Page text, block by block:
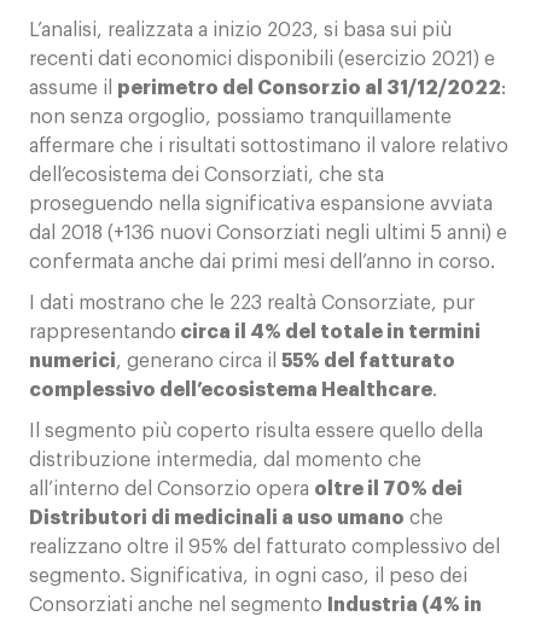
L’analisi, realizzata a inizio 2023, si basa sui più
recenti dati economici disponibili (esercizio 2021) e
assume il perimetro del Consorzio al 31/12/2022:
non senza orgoglio, possiamo tranquillamente
affermare che i risultati sottostimano il valore relativo
dell’ecosistema dei Consorziati, che sta
proseguendo nella significativa espansione avviata
dal 2018 (+136 nuovi Consorziati negli ultimi 5 anni) e
confermata anche dai primi mesi dell’anno in corso.
I dati mostrano che le 223 realtà Consorziate, pur
rappresentando circa il 4% del totale in termini
numerici, generano circa il 55% del fatturato
complessivo dell’ecosistema Healthcare.
Il segmento più coperto risulta essere quello della
distribuzione intermedia, dal momento che
all’interno del Consorzio opera oltre il 70% dei
Distributori di medicinali a uso umano che
realizzano oltre il 95% del fatturato complessivo del
segmento. Significativa, in ogni caso, il peso dei
Consorziati anche nel segmento
Industria (4% in